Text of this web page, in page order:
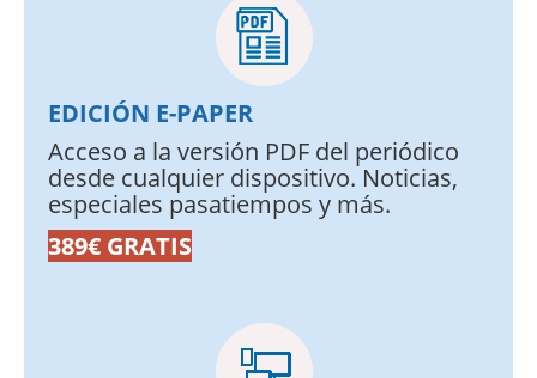
EDICIÓN E-PAPER
Acceso a la versión PDF del periódico
desde cualquier dispositivo. Noticias,
especiales pasatiempos y más.
389€ GRATIS